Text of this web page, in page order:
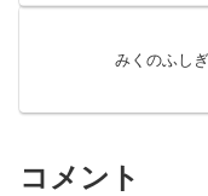
みくのふし
コメント